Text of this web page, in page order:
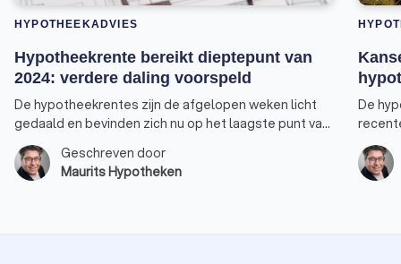
HYPOTHEEKADVIES
Hypotheekrente bereikt dieptepunt van
2024: verdere daling voorspeld
De hypotheekrentes zijn de afgelopen weken licht
gedaald en bevinden zich nu op het laagste punt van
2024. Vooral de rentepercentages voor 30, 20 en 10
jaar-vast bereikten een nieuw dieptepunt. De rente
voor 10 jaar vast, de populairste keuze onder
Geschreven door
Maurits Hypotheken
De